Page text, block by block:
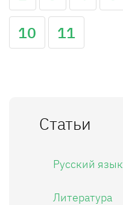
10
11
Статьи
Русский язык
Литература